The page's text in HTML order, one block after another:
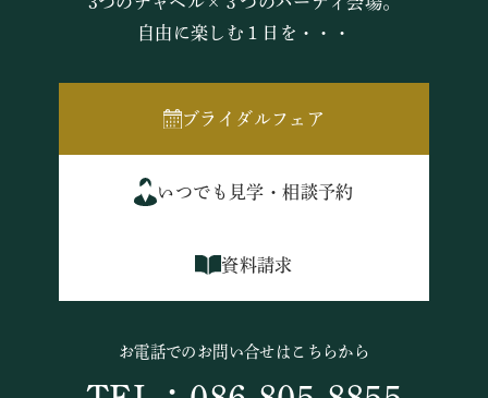
自由に楽しむ１日を・・・
ブライダルフェア
いつでも見学・相談予約
資料請求
お電話でのお問い合せはこちらから